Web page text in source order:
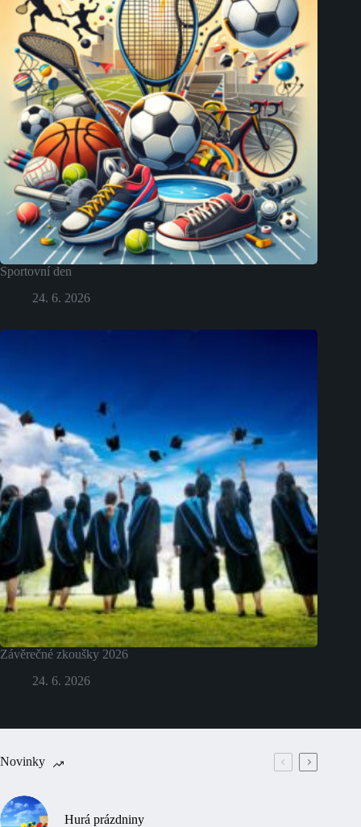
Sportovní den
24. 6. 2026
Závěrečné zkoušky 2026
24. 6. 2026
Novinky
Hurá prázdniny